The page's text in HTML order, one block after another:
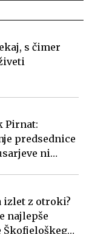
s čimer
Pirnat:
predsednice
ni
izlet z otroki?
najlepše